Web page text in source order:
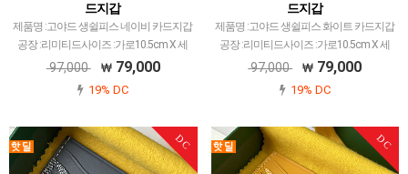
드지갑
제품명 :고야드 생쉴피스 네이비 카드지갑
공장 :리미티드사이즈 :가로10.5cm X 세
로7cm색상 :네이비소재 :캔버스 앤카프스
장 최소화된 공장입니다.고야드에서 많이
97,000 79,000
19% DC
드지갑
제품명 :고야드 생쉴피스 화이트 카드지갑
공장 :리미티드사이즈 :가로10.5cm X 세
로7cm색상 :화이트소재 :캔버스 앤카프스
장 최소화된 공장입니다.고야드에서 많이
97,000 79,000
19% DC
DC DC